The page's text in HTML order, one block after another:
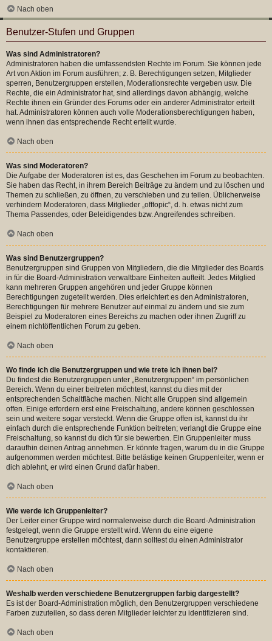
Nach oben
Benutzer-Stufen und Gruppen
Was sind Administratoren?
Administratoren haben die umfassendsten Rechte im Forum. Sie können jede
Art von Aktion im Forum ausführen; z. B. Berechtigungen setzen, Mitglieder
sperren, Benutzergruppen erstellen, Moderationsrechte vergeben usw. Die
Rechte, die ein Administrator hat, sind allerdings davon abhängig, welche
Rechte ihnen ein Gründer des Forums oder ein anderer Administrator erteilt
hat. Administratoren können auch volle Moderationsberechtigungen haben,
wenn ihnen das entsprechende Recht erteilt wurde.
Nach oben
Was sind Moderatoren?
Die Aufgabe der Moderatoren ist es, das Geschehen im Forum zu beobachten.
Sie haben das Recht, in ihrem Bereich Beiträge zu ändern und zu löschen und
Themen zu schließen, zu öffnen, zu verschieben und zu teilen. Üblicherweise
verhindern Moderatoren, dass Mitglieder „offtopic“, d. h. etwas nicht zum
Thema Passendes, oder Beleidigendes bzw. Angreifendes schreiben.
Nach oben
Was sind Benutzergruppen?
Benutzergruppen sind Gruppen von Mitgliedern, die die Mitglieder des Boards
in für die Board-Administration verwaltbare Einheiten aufteilt. Jedes Mitglied
kann mehreren Gruppen angehören und jeder Gruppe können
Berechtigungen zugeteilt werden. Dies erleichtert es den Administratoren,
Berechtigungen für mehrere Benutzer auf einmal zu ändern und sie zum
Beispiel zu Moderatoren eines Bereichs zu machen oder ihnen Zugriff zu
einem nichtöffentlichen Forum zu geben.
Nach oben
Wo finde ich die Benutzergruppen und wie trete ich ihnen bei?
Du findest die Benutzergruppen unter „Benutzergruppen“ im persönlichen
Bereich. Wenn du einer beitreten möchtest, kannst du dies mit der
entsprechenden Schaltfläche machen. Nicht alle Gruppen sind allgemein
offen. Einige erfordern erst eine Freischaltung, andere können geschlossen
sein und weitere sogar versteckt. Wenn die Gruppe offen ist, kannst du ihr
einfach durch die entsprechende Funktion beitreten; verlangt die Gruppe eine
Freischaltung, so kannst du dich für sie bewerben. Ein Gruppenleiter muss
daraufhin deinen Antrag annehmen. Er könnte fragen, warum du in die Gruppe
aufgenommen werden möchtest. Bitte belästige keinen Gruppenleiter, wenn er
dich ablehnt, er wird einen Grund dafür haben.
Nach oben
Wie werde ich Gruppenleiter?
Der Leiter einer Gruppe wird normalerweise durch die Board-Administration
festgelegt, wenn die Gruppe erstellt wird. Wenn du eine eigene
Benutzergruppe erstellen möchtest, dann solltest du einen Administrator
kontaktieren.
Nach oben
Weshalb werden verschiedene Benutzergruppen farbig dargestellt?
Es ist der Board-Administration möglich, den Benutzergruppen verschiedene
Farben zuzuteilen, so dass deren Mitglieder leichter zu identifizieren sind.
Nach oben